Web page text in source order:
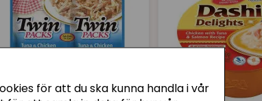
för att du ska kunna handla i vår
450 kcal/kg
Tillsatser: guarkärnmjöl,
thea, Vitamin E 566 mg, Taurin